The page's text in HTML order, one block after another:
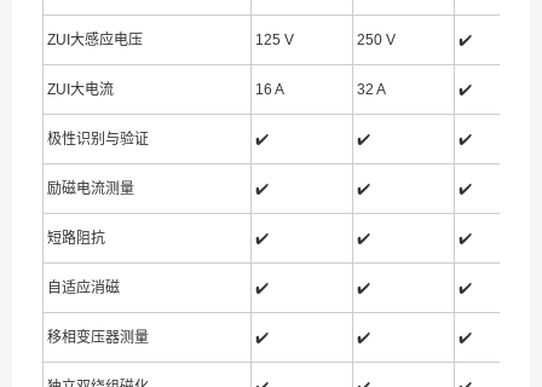
ZUI大感应电压 125 V 250 V ✔️
ZUI大电流 16 A 32 A ✔️
极性识别与验证 ✔️ ✔️ ✔️
励磁电流测量 ✔️ ✔️ ✔️
短路阻抗 ✔️ ✔️ ✔️
自适应消磁 ✔️ ✔️ ✔️
移相变压器测量 ✔️ ✔️ ✔️